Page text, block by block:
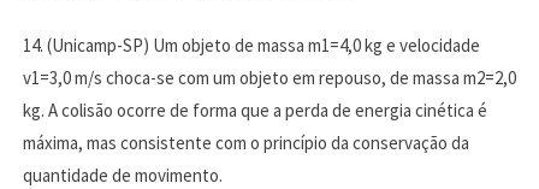
14. (Unicamp-SP) Um objeto de massa m1=4,0 kg e velocidade
v1=3,0 m/s choca-se com um objeto em repouso, de massa m2=2,0
kg. A colisão ocorre de forma que a perda de energia cinética é
máxima, mas consistente com o princípio da conservação da
quantidade de movimento.